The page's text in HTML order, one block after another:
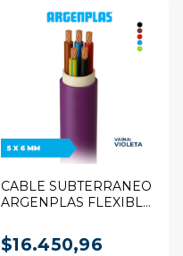
CABLE SUBTERRANEO
ARGENPLAS FLEXIBLE
1 METRO
$16.450,96